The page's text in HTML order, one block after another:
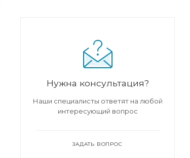
Нужна консультация?
Наши специалисты ответят на любой
интересующий вопрос
ЗАДАТЬ ВОПРОС